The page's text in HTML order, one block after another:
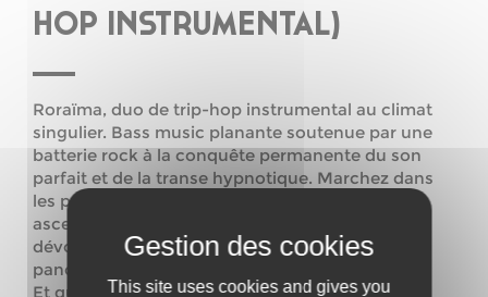
HOP INSTRUMENTAL)
Roraïma, duo de trip-hop instrumental au climat
singulier. Bass music planante soutenue par une
batterie rock à la conquête permanente du son
parfait et de la transe hypnotique. Marchez dans
les pas de vos guides et embarquez dans une
ascension spectaculaire où chaque morceau se
dévoile comme un nouveau point de son
panoramique.
Et quand l’image colore le spectre sonore,
This site uses cookies and gives you